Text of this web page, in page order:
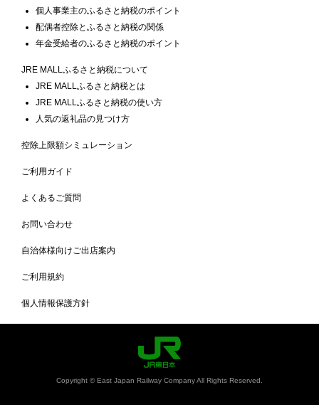
個人事業主のふるさと納税のポイント
配偶者控除とふるさと納税の関係
年金受給者のふるさと納税のポイント
JRE MALLふるさと納税について
JRE MALLふるさと納税とは
JRE MALLふるさと納税の使い方
人気の返礼品の見つけ方
控除上限額シミュレーション
ご利用ガイド
よくあるご質問
お問い合わせ
自治体様向けご出店案内
ご利用規約
個人情報保護方針
Copyright © East Japan Railway Company All Rights Reserved.